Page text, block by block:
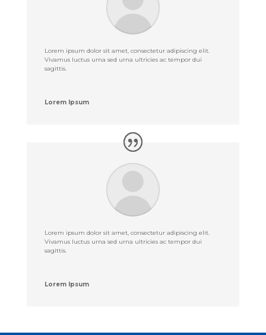
Lorem ipsum dolor sit amet, consectetur adipiscing elit.
Vivamus luctus urna sed urna ultricies ac tempor dui
sagittis.
Lorem Ipsum
Lorem ipsum dolor sit amet, consectetur adipiscing elit.
Vivamus luctus urna sed urna ultricies ac tempor dui
sagittis.
Lorem Ipsum